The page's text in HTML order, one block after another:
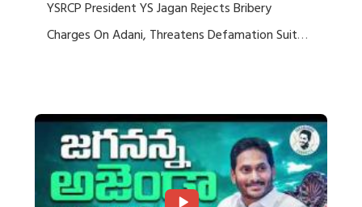
YSRCP President YS Jagan Rejects Bribery
Charges On Adani, Threatens Defamation Suit